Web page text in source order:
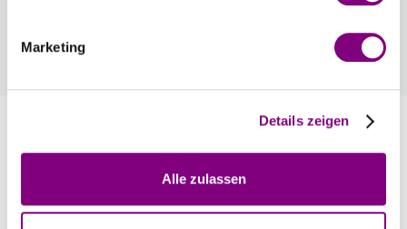
Marketing
Details zeigen
Alle zulassen
automatisch an der Kasse.